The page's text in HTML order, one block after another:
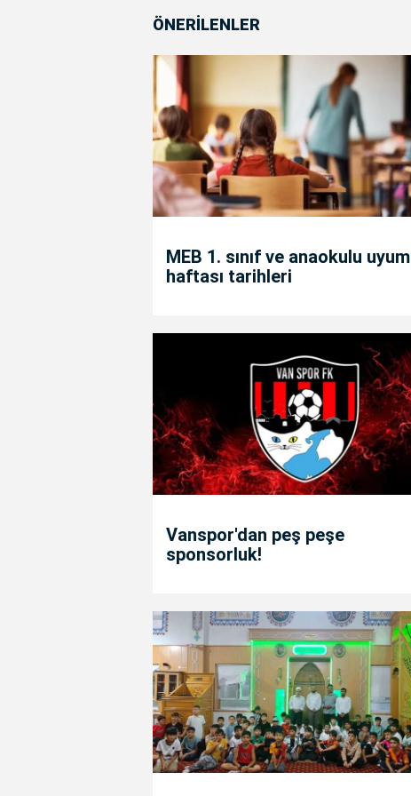
ÖNERİLENLER
MEB 1. sınıf ve anaokulu uyum
haftası tarihleri
Vanspor'dan peş peşe
sponsorluk!